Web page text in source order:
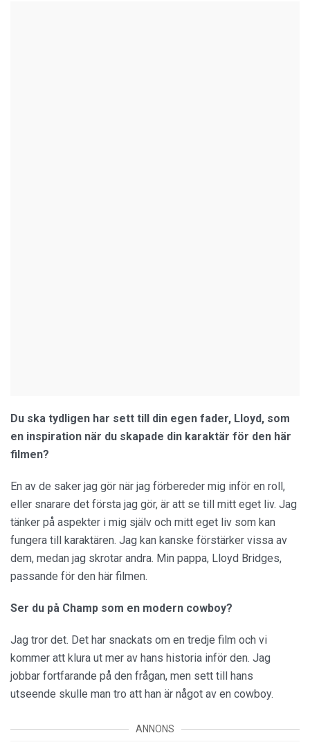
Du ska tydligen har sett till din egen fader, Lloyd, som
en inspiration när du skapade din karaktär för den här
filmen?
En av de saker jag gör när jag förbereder mig inför en roll,
eller snarare det första jag gör, är att se till mitt eget liv. Jag
tänker på aspekter i mig själv och mitt eget liv som kan
fungera till karaktären. Jag kan kanske förstärker vissa av
dem, medan jag skrotar andra. Min pappa, Lloyd Bridges,
passande för den här filmen.
Ser du på Champ som en modern cowboy?
Jag tror det. Det har snackats om en tredje film och vi
kommer att klura ut mer av hans historia inför den. Jag
jobbar fortfarande på den frågan, men sett till hans
utseende skulle man tro att han är något av en cowboy.
ANNONS